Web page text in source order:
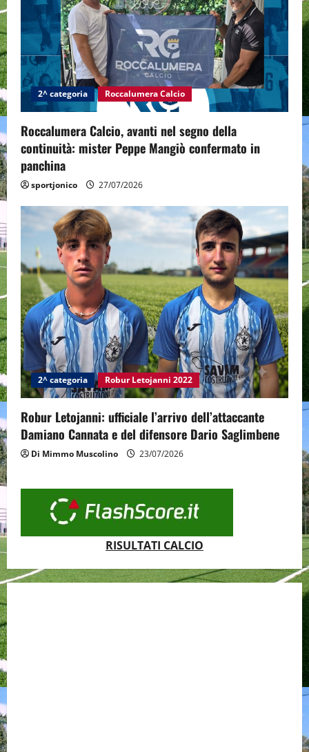
2^ categoria Roccalumera Calcio
Roccalumera Calcio, avanti nel segno della
continuità: mister Peppe Mangiò confermato in
panchina
sportjonico 27/07/2026
2^ categoria Robur Letojanni 2022
Robur Letojanni: ufficiale l’arrivo dell’attaccante
Damiano Cannata e del difensore Dario Saglimbene
Di Mimmo Muscolino 23/07/2026
RISULTATI CALCIO